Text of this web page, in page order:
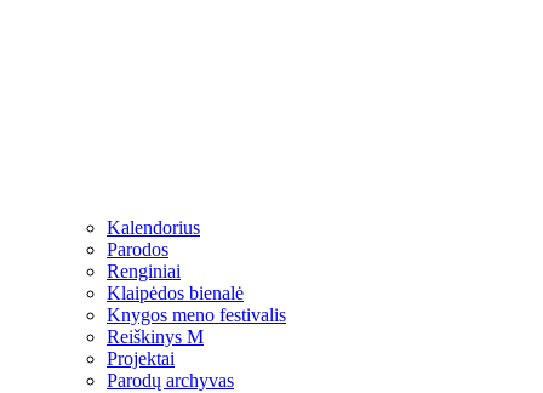
Kalendorius
Parodos
Renginiai
Klaipėdos bienalė
Knygos meno festivalis
Reiškinys M
Projektai
Parodų archyvas